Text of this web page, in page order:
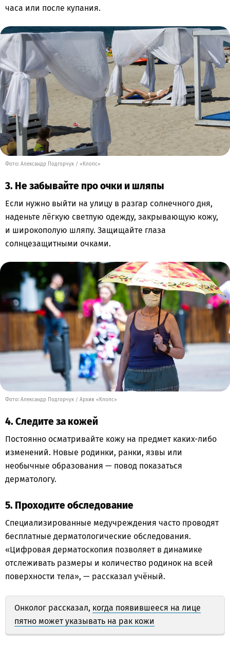
часа или после купания.
Фото: Александр Подгорчук / «Клопс»
3. Не забывайте про очки и шляпы
Если нужно выйти на улицу в разгар солнечного дня,
наденьте лёгкую светлую одежду, закрывающую кожу,
и широкополую шляпу. Защищайте глаза
солнцезащитными очками.
Фото: Александр Подгорчук / Архив «Клопс»
4. Следите за кожей
Постоянно осматривайте кожу на предмет каких-либо
изменений. Новые родинки, ранки, язвы или
необычные образования — повод показаться
дерматологу.
5. Проходите обследование
Специализированные медучреждения часто проводят
бесплатные дерматологические обследования.
«Цифровая дерматоскопия позволяет в динамике
отслеживать размеры и количество родинок на всей
поверхности тела», — рассказал учёный.
Онколог рассказал, когда появившееся на лице
пятно может указывать на рак кожи